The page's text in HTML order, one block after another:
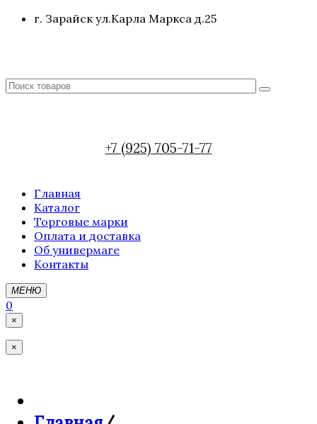
г. Зарайск ул.Карла Маркса д.25
+7 (925) 705-71-77
Главная
Каталог
Торговые марки
Оплата и доставка
Об универмаге
Контакты
МЕНЮ
0
×
×